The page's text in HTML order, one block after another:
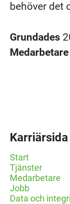
behöver det
Grundades
Medarbetare
Karriärsida
Start
Tjänster
Medarbetare
Jobb
Data och